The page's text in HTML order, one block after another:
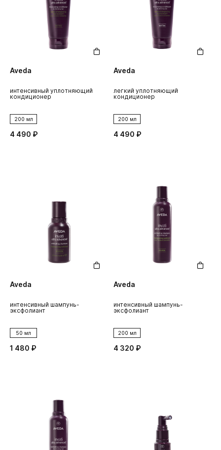
Aveda
интенсивный уплотняющий
кондиционер
200 мл
4 490 ₽
Aveda
легкий уплотняющий
кондиционер
200 мл
4 490 ₽
Aveda
интенсивный шампунь-
эксфолиант
50 мл
1 480 ₽
Aveda
интенсивный шампунь-
эксфолиант
200 мл
4 320 ₽